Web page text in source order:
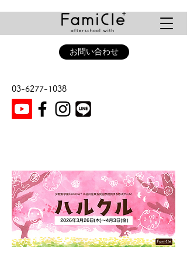
お問い合わせ
03-6277-1038